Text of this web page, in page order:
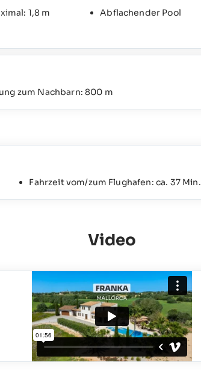
1,8 m
Abflachender Pool
zum Nachbarn: 800 m
Fahrzeit vom/zum Flughafen: ca. 37 Min.
Video